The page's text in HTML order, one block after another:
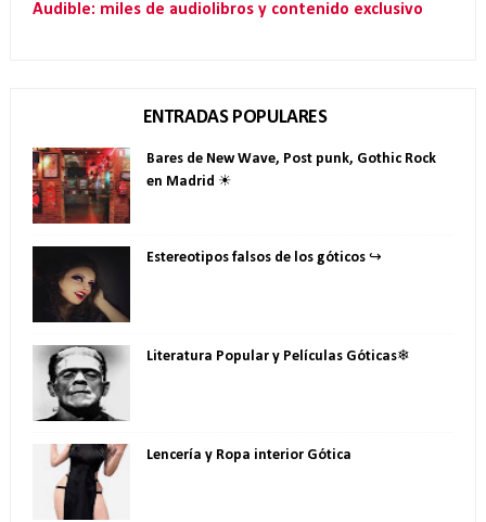
Audible: miles de audiolibros y contenido exclusivo
ENTRADAS POPULARES
Bares de New Wave, Post punk, Gothic Rock
en Madrid ☀
Estereotipos falsos de los góticos ↪
Literatura Popular y Películas Góticas❄
Lencería y Ropa interior Gótica